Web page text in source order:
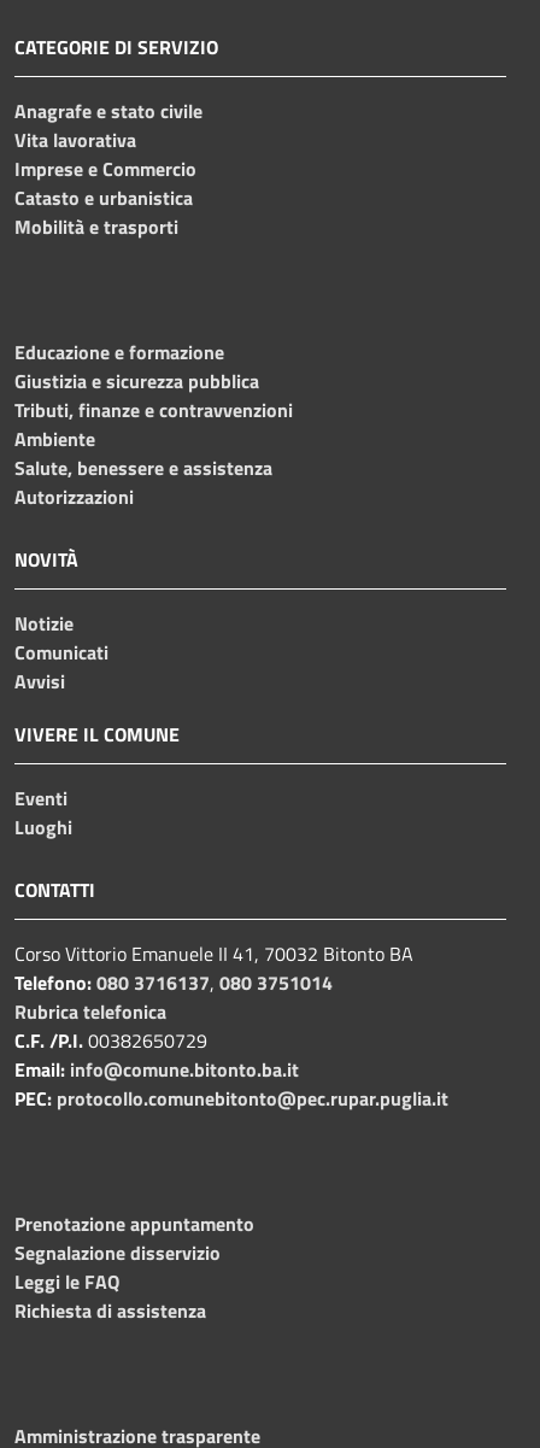
CATEGORIE DI SERVIZIO
Anagrafe e stato civile
Vita lavorativa
Imprese e Commercio
Catasto e urbanistica
Mobilità e trasporti
Educazione e formazione
Giustizia e sicurezza pubblica
Tributi, finanze e contravvenzioni
Ambiente
Salute, benessere e assistenza
Autorizzazioni
NOVITÀ
Notizie
Comunicati
Avvisi
VIVERE IL COMUNE
Eventi
Luoghi
CONTATTI
Corso Vittorio Emanuele II 41, 70032 Bitonto BA
Telefono:080 3716137, 080 3751014
Rubrica telefonica
C.F. /P.I.00382650729
Email: info@comune.bitonto.ba.it
PEC: protocollo.comunebitonto@pec.rupar.puglia.it
Prenotazione appuntamento
Segnalazione disservizio
Leggi le FAQ
Richiesta di assistenza
Amministrazione trasparente